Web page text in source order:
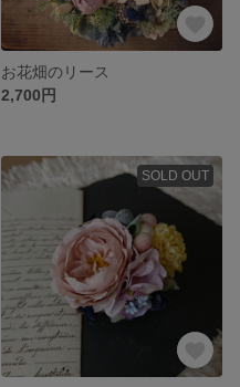
お花畑のリース
2,700円
SOLD OUT